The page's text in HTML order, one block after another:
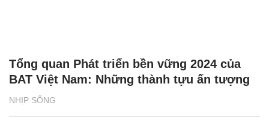
NHỊP SỐNG
Tổng quan Phát triển bền vững 2024 của
BAT Việt Nam: Những thành tựu ấn tượng